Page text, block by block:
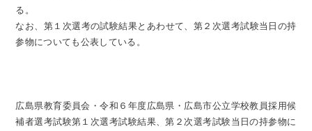
る。
なお、第１次選考の試験結果とあわせて、第２次選考試験当日の持
参物についても公表している。
広島県教育委員会・令和６年度広島県・広島市公立学校教員採用候
補者選考試験第１次選考試験結果、第２次選考試験当日の持参物に